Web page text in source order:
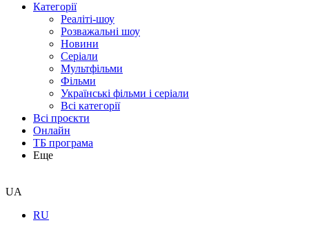
Категорії
Реаліті-шоу
Розважальні шоу
Новини
Серіали
Мультфільми
Фільми
Українські фільми і серіали
Всі категорії
Всі проєкти
Онлайн
ТБ програма
Еще
UA
RU